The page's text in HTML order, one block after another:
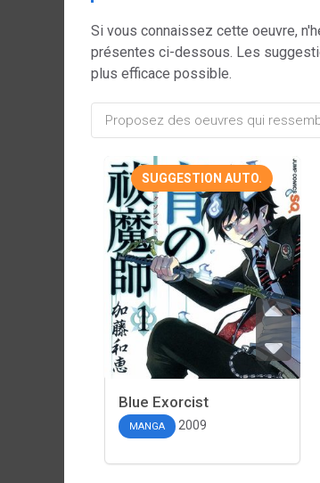
Si vous connaissez cette oeuvre,
présentes ci-dessous. Les
plus efficace possible.
SUGGESTION AUTO.
Blue Exorcist
MANGA 2009